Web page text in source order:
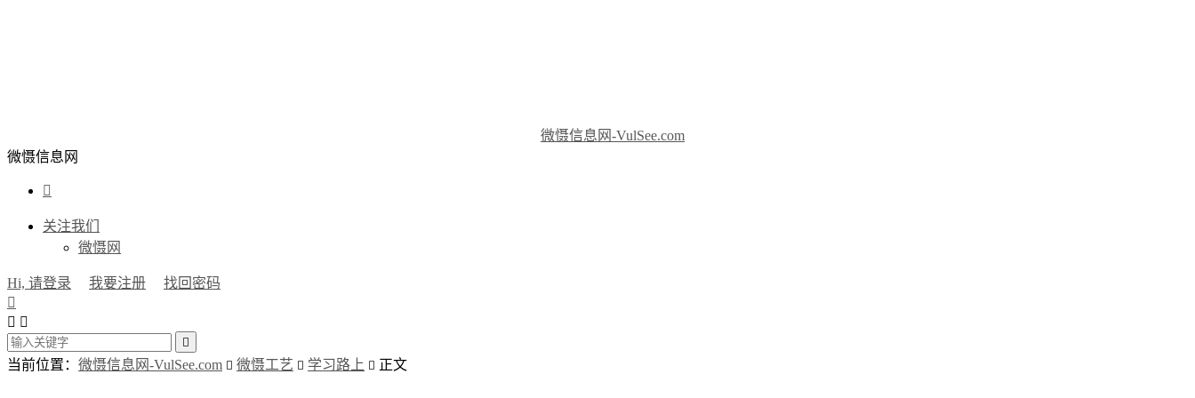
微慑信息网-VulSee.com
微慑信息网

关注我们
微慑网
Hi, 请登录 我要注册
找回密码

 

当前位置： 微慑信息网-VulSee.com  微慑工艺  学习路上  正文